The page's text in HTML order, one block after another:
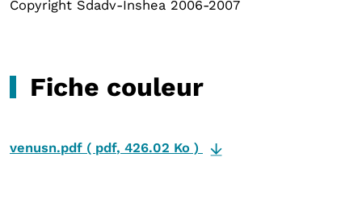
Copyright Sdadv-Inshea 2006-2007
Fiche couleur
venusn.pdf ( pdf, 426.02 Ko )